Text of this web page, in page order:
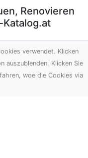
Renovieren
gepflegtes
und Wohnen.
präsentieren und
Tragen auch
verwendet. Klicken
auszublenden. Klicken Sie
woe die Cookies via